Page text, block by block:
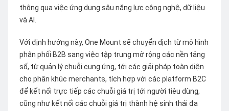
thông qua việc ứng dụng sâu năng lực công nghệ, dữ liệu
và AI.
Với định hướng này, One Mount sẽ chuyển dịch từ mô hình
phân phối B2B sang việc tập trung mở rộng các nền tảng
số, từ quản lý chuỗi cung ứng, tới các giải pháp toàn diện
cho phân khúc merchants, tích hợp với các platform B2C
để kết nối trực tiếp các chuỗi giá trị tới người tiêu dùng,
cũng như kết nối các chuỗi giá trị thành hệ sinh thái đa